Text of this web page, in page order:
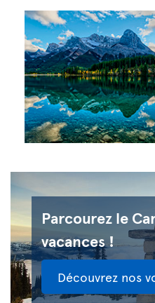
Parcourez le
vacances !
Découvrez nos